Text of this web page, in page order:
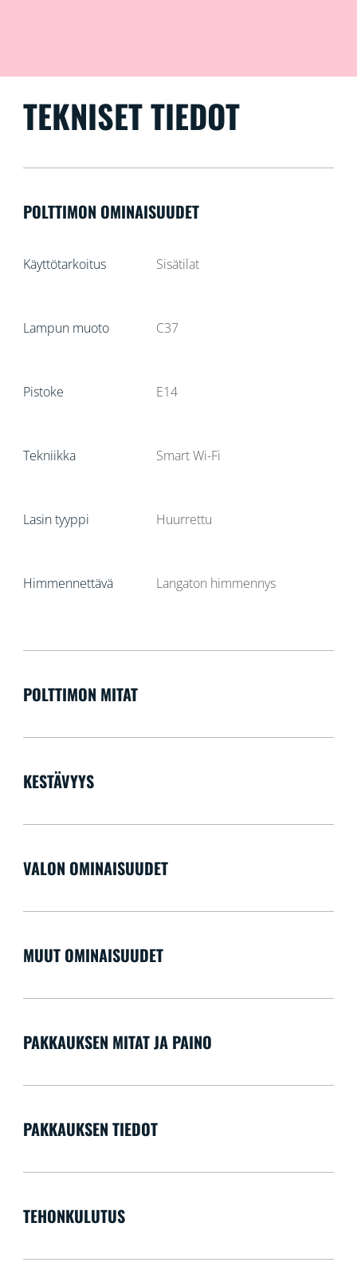
TEKNISET TIEDOT
POLTTIMON OMINAISUUDET
Käyttötarkoitus Sisätilat
Lampun muoto C37
Pistoke E14
Tekniikka Smart Wi-Fi
Lasin tyyppi Huurrettu
Himmennettävä Langaton himmennys
POLTTIMON MITAT
KESTÄVYYS
VALON OMINAISUUDET
MUUT OMINAISUUDET
PAKKAUKSEN MITAT JA PAINO
PAKKAUKSEN TIEDOT
TEHONKULUTUS